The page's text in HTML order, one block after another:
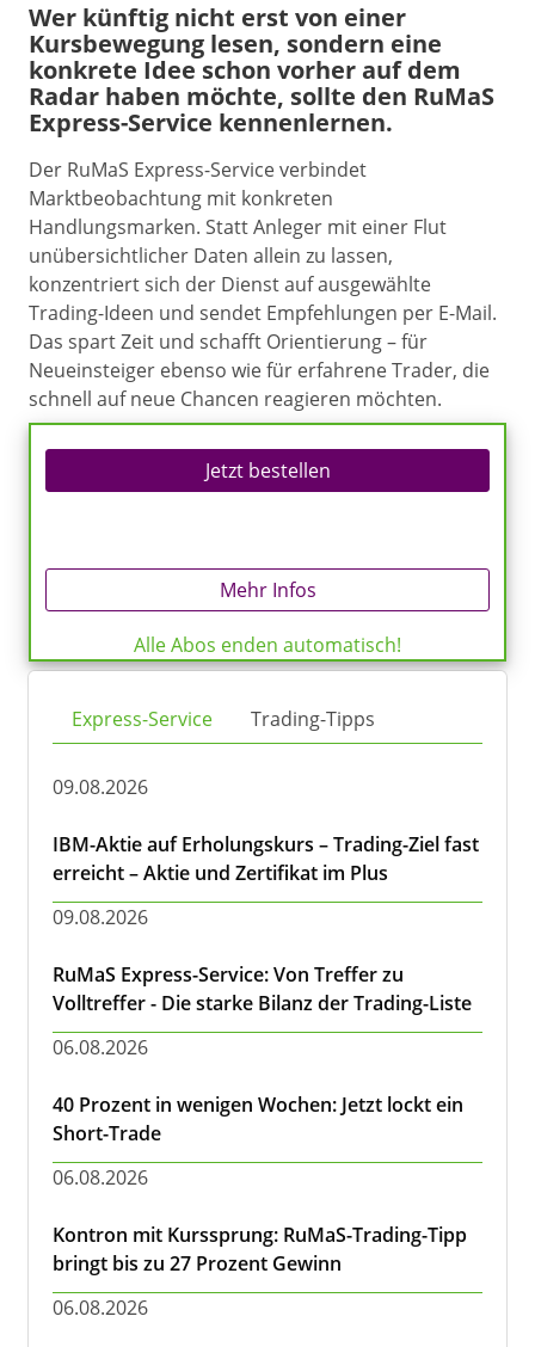
Wer künftig nicht erst von einer
Kursbewegung lesen, sondern eine
konkrete Idee schon vorher auf dem
Radar haben möchte, sollte den RuMaS
Express-Service kennenlernen.
Der RuMaS Express-Service verbindet
Marktbeobachtung mit konkreten
Handlungsmarken. Statt Anleger mit einer Flut
unübersichtlicher Daten allein zu lassen,
konzentriert sich der Dienst auf ausgewählte
Trading-Ideen und sendet Empfehlungen per E-Mail.
Das spart Zeit und schafft Orientierung – für
Neueinsteiger ebenso wie für erfahrene Trader, die
schnell auf neue Chancen reagieren möchten.
Jetzt bestellen
Mehr Infos
Alle Abos enden automatisch!
Express-Service Trading-Tipps
09.08.2026
IBM-Aktie auf Erholungskurs – Trading-Ziel fast
erreicht – Aktie und Zertifikat im Plus
09.08.2026
RuMaS Express-Service: Von Treffer zu
Volltreffer - Die starke Bilanz der Trading-Liste
06.08.2026
40 Prozent in wenigen Wochen: Jetzt lockt ein
Short-Trade
06.08.2026
Kontron mit Kurssprung: RuMaS-Trading-Tipp
bringt bis zu 27 Prozent Gewinn
06.08.2026